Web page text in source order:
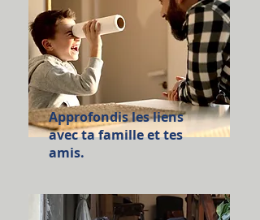
Approfondis les liens
avec ta famille et tes
amis.